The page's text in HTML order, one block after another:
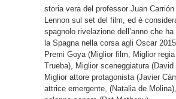
storia vera del professor Juan
Lennon sul set del film, ed è
spagnolo rivelazione dell’anno che
la Spagna nella corsa agli Oscar
Premi Goya (Miglior film, Miglior
Trueba), Miglior sceneggiatura (David
Miglior attore protagonista (Javier
attrice emergente, (Natalia de